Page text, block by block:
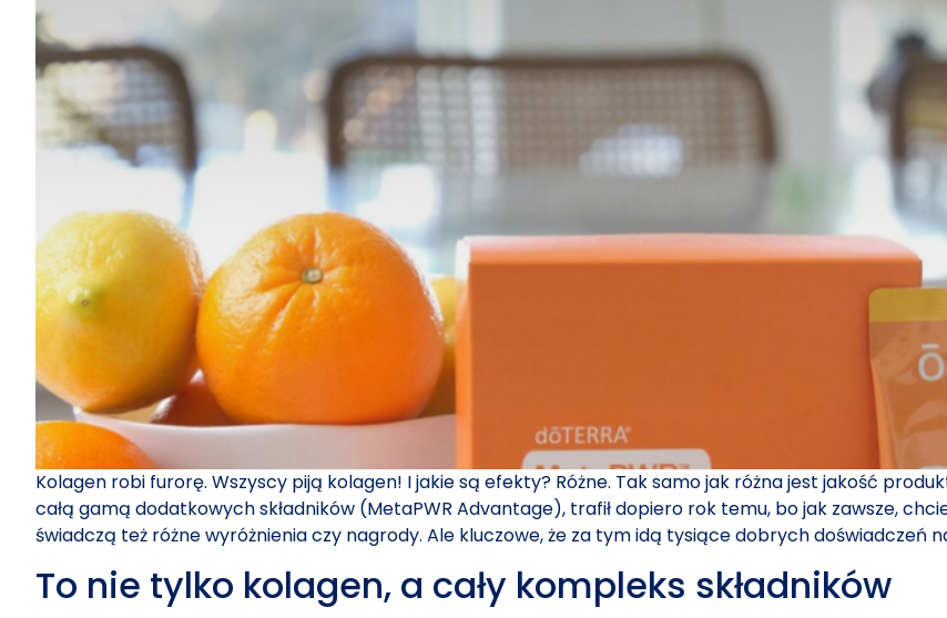
Kolagen robi furorę. Wszyscy piją kolagen! I jakie są efekty? Różne. Tak samo jak różna jest jakość
całą gamą dodatkowych składników (MetaPWR Advantage), trafił dopiero rok temu, bo jak zawsze,
świadczą też różne wyróżnienia czy nagrody. Ale kluczowe, że za tym idą tysiące dobrych doświadczeń
To nie tylko kolagen, a cały kompleks składników